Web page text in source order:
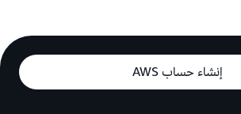
إنشاء حساب AWS